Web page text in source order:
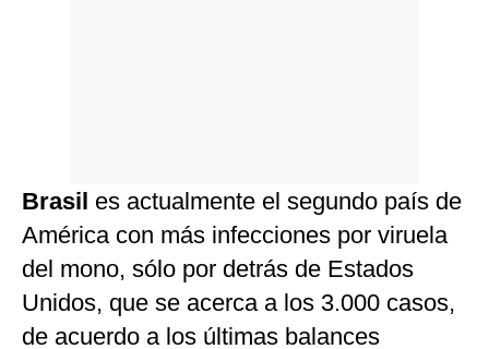
Brasil es actualmente el segundo país de
América con más infecciones por viruela
del mono, sólo por detrás de Estados
Unidos, que se acerca a los 3.000 casos,
de acuerdo a los últimas balances